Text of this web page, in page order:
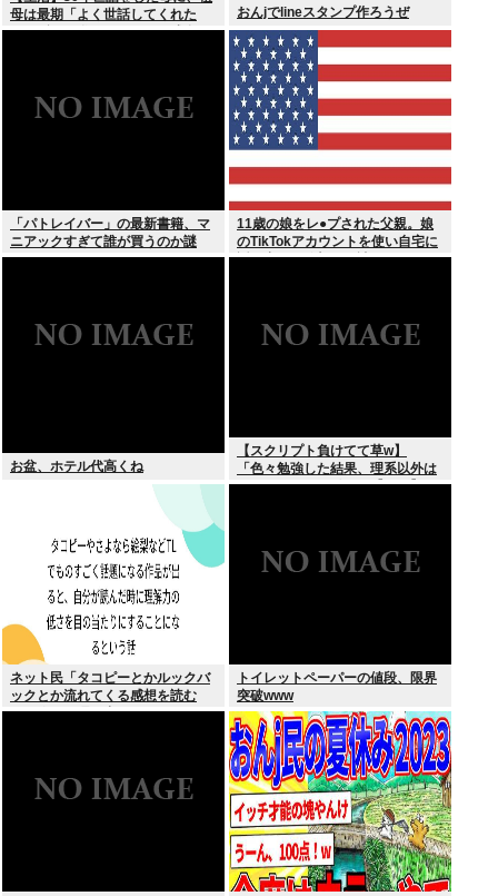
母は最期「よく世話してくれた
ね。ずっと嫌いだったのが残念だ
おんjでlineスタンプ作ろうぜ
「パトレイバー」の最新書籍、マ
ニアックすぎて誰が買うのか謎
11歳の娘をレ●プされた父親。娘
のTikTokアカウントを使い自宅に
誘き出し、銃撃で天誅！
お盆、ホテル代高くね
【スクリプト負けてて草w】
「色々勉強した結果、理系以外は
エラー品だと気付いた【ガチ】」
ネット民「タコピーとかルックバ
ックとか流れてくる感想を読む
と、俺って理解力低すぎ！？ って
トイレットペーパーの値段、限界
突破www